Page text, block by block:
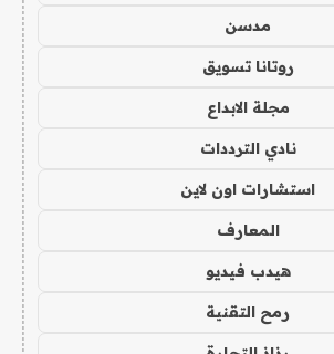
مدسن
روتانا تسويق
مجلة الابداع
نادي الترددات
استشارات اون لاين
المعارف
هيدب فيديو
رمح التقنية